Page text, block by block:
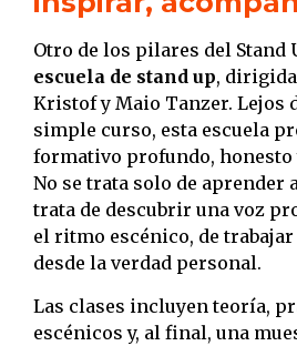
Otro de los pilares del Stand
escuela de stand up,
Kristof y Maio Tanzer. Lejos
simple curso, esta escuela
formativo profundo,
No se trata solo de aprender
trata de descubrir una voz
el ritmo escénico, de
desde la verdad personal.
Las clases incluyen teoría,
escénicos y, al final, una